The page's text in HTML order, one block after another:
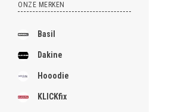
ONZE MERKEN
Basil
Dakine
Hooodie
KLICKfix